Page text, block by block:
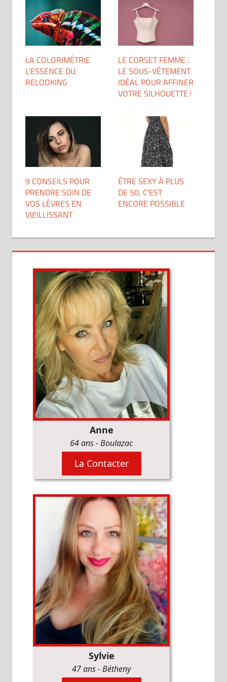
LA COLORIMÉTRIE
L’ESSENCE DU
RELOOKING
LE CORSET FEMME :
LE SOUS-VÊTEMENT
IDÉAL POUR AFFINER
VOTRE SILHOUETTE !
9 CONSEILS POUR
PRENDRE SOIN DE
VOS LÈVRES EN
VIEILLISSANT
ÊTRE SEXY À PLUS
DE 50, C’EST
ENCORE POSSIBLE